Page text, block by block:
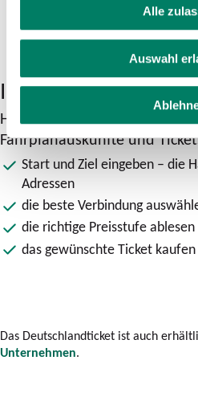
Alle
Auswahl
In wenigen
Hol Dir jetzt die VRS-App für
Fahrplanauskünfte und
Start und Ziel eingeben – die
Adressen
die beste Verbindung
die richtige Preisstufe ablesen
das gewünschte Ticket kaufen
Das Deutschlandticket ist auch
Unternehmen.